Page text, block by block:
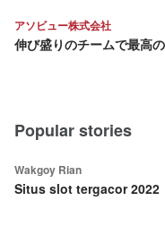
アソビュー株式会社
伸び盛りのチームで最高
Popular stories
Wakgoy Rian
Situs slot tergacor 2022